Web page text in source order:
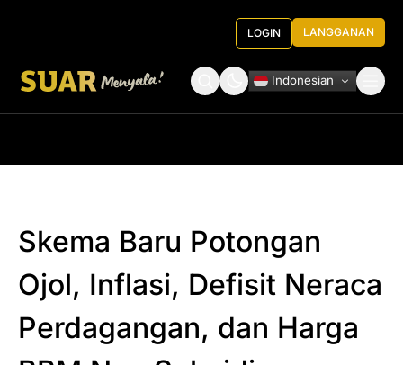
LOGIN LANGGANAN
Indonesian
Skema Baru Potongan
Ojol, Inflasi, Defisit Neraca
Perdagangan, dan Harga